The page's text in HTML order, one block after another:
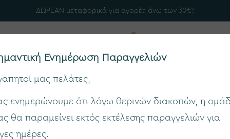
ΔΩΡΕΑΝ μεταφορικά για αγορές άνω των 30€!
Σκεύη/ Δοχεία Φαγητού Nanobox
Ενημέρωση Παραγγελιών
μας πελάτες,
ενημερώνουμε ότι λόγω θερινών διακοπών, η
θα παραμείνει εκτός εκτέλεσης παραγγελιών για
ημέρες.